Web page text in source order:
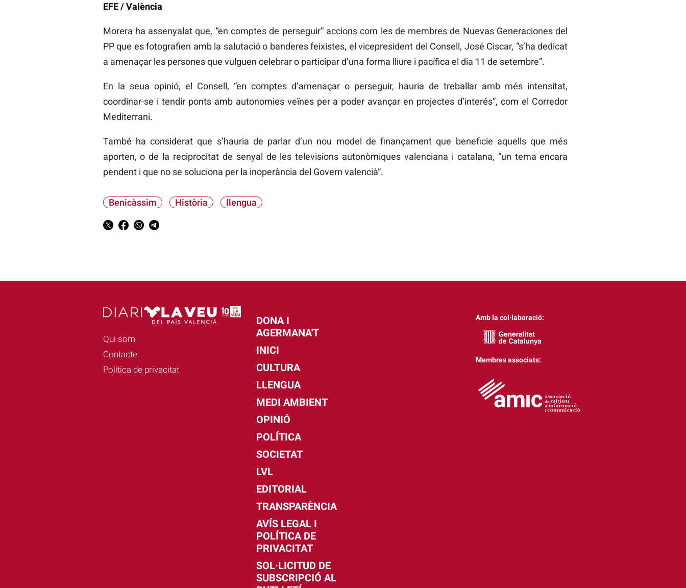
EFE / València
Morera ha assenyalat que, “en comptes de perseguir” accions com les de membres de Nuevas Generaciones del
PP que es fotografien amb la salutació o banderes feixistes, el vicepresident del Consell, José Ciscar, “s’ha dedicat
a amenaçar les persones que vulguen celebrar o participar d’una forma lliure i pacífica el dia 11 de setembre”.
En la seua opinió, el Consell, “en comptes d’amenaçar o perseguir, hauria de treballar amb més intensitat,
coordinar-se i tendir ponts amb autonomies veïnes per a poder avançar en projectes d’interés”, com el Corredor
Mediterrani.
També ha considerat que s’hauria de parlar d’un nou model de finançament que beneficie aquells que més
aporten, o de la reciprocitat de senyal de les televisions autonòmiques valenciana i catalana, “un tema encara
pendent i que no se soluciona per la inoperància del Govern valencià”.
Benicàssim Història llengua
Qui som
Contacte
Política de privacitat
DONA I
AGERMANA'T
INICI
CULTURA
LLENGUA
MEDI AMBIENT
OPINIÓ
POLÍTICA
SOCIETAT
LVL
EDITORIAL
TRANSPARÈNCIA
AVÍS LEGAL I
POLÍTICA DE
PRIVACITAT
SOL·LICITUD DE
SUBSCRIPCIÓ AL
Amb la col·laboració:
Membres associats: